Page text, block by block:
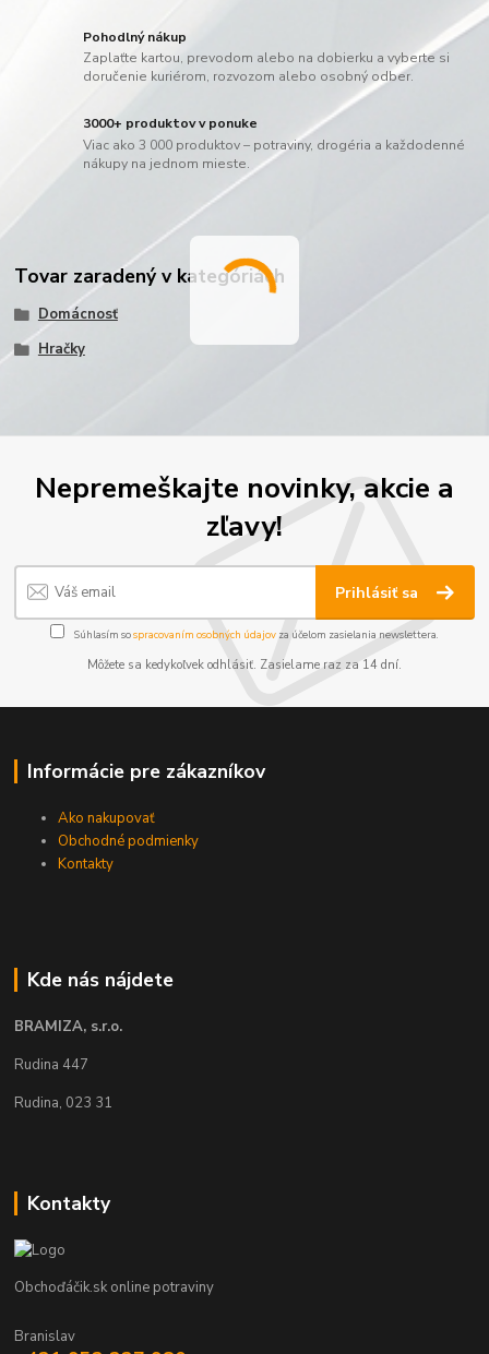
Pohodlný nákup
Zaplaťte kartou, prevodom alebo na dobierku a vyberte si
doručenie kuriérom, rozvozom alebo osobný odber.
3000+ produktov v ponuke
Viac ako 3 000 produktov – potraviny, drogéria a každodenné
nákupy na jednom mieste.
Tovar zaradený v kategóriách
Domácnosť
Hračky
Nepremeškajte novinky, akcie a
zľavy!
Prihlásiť sa
Súhlasím sospracovaním osobných údajov za účelom zasielania newslettera.
Môžete sa kedykoľvek odhlásiť. Zasielame raz za 14 dní.
Informácie pre zákazníkov
Ako nakupovať
Obchodné podmienky
Kontakty
Kde nás nájdete
BRAMIZA, s.r.o.
Rudina 447
Rudina, 023 31
Kontakty
Obchoďáčik.sk online potraviny
Branislav